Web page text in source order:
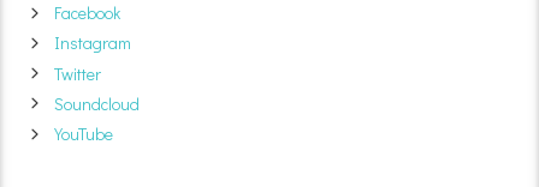
Facebook
Instagram
Twitter
Soundcloud
YouTube